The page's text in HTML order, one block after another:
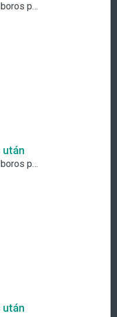
Szublimálható 360 ml-es, forralt boros pohár- fehér-pink átmenetes
után
Szublimálható 360 ml-es, forralt boros pohár- fehér-menta átmenetes
után